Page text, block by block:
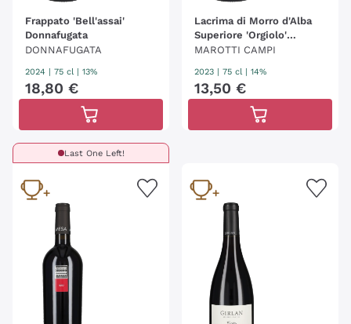
Frappato 'Bell'assai'
Donnafugata
DONNAFUGATA
2024 75 cl | 13%
18,80 €
Lacrima di Morro d'Alba
Superiore 'Orgiolo'
Marotti Campi 2023
MAROTTI CAMPI
2023 75 cl | 14%
13,50 €
Last One Left!